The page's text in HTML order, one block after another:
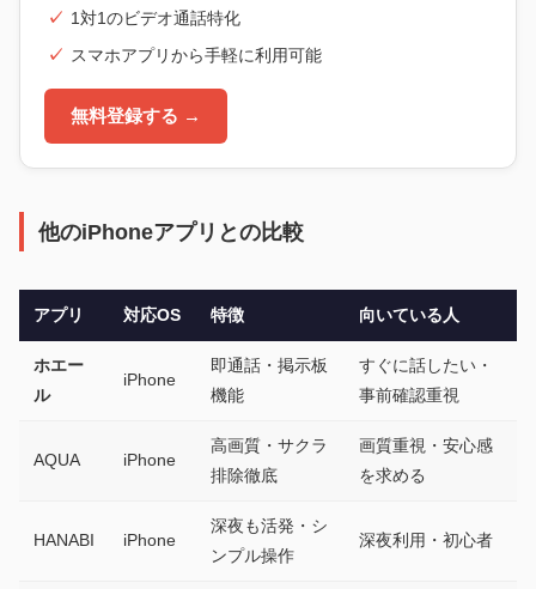
1対1のビデオ通話特化
スマホアプリから手軽に利用可能
無料登録する →
他のiPhoneアプリとの比較
アプリ 対応OS 特徴 向いている人
ホエー
ル
iPhone
即通話・掲示板
機能
すぐに話したい・
事前確認重視
AQUA iPhone
高画質・サクラ
排除徹底
画質重視・安心感
を求める
HANABI iPhone
深夜も活発・シ
ンプル操作
深夜利用・初心者